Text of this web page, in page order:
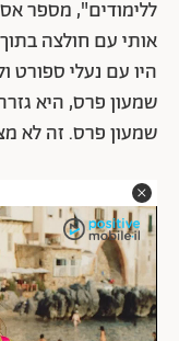
ללימודים", מספר
אותי עם חולצה
היו עם נעלי ספורט
שמעון פרס, היא
שמעון פרס. זה לא